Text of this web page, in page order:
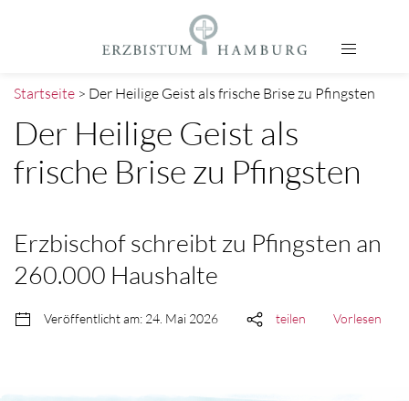
Startseite > Der Heilige Geist als frische Brise zu Pfingsten
Der Heilige Geist als
frische Brise zu Pfingsten
Erzbischof schreibt zu Pfingsten an
260.000 Haushalte
Veröffentlicht am: 24. Mai 2026 teilen Vorlesen